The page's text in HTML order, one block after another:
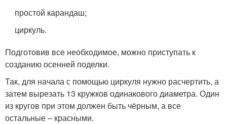
простой карандаш;
циркуль.
Подготовив все необходимое, можно приступать к
созданию осенней поделки.
Так, для начала с помощью циркуля нужно расчертить, а
затем вырезать 13 кружков одинакового диаметра. Один
из кругов при этом должен быть чёрным, а все
остальные – красными.